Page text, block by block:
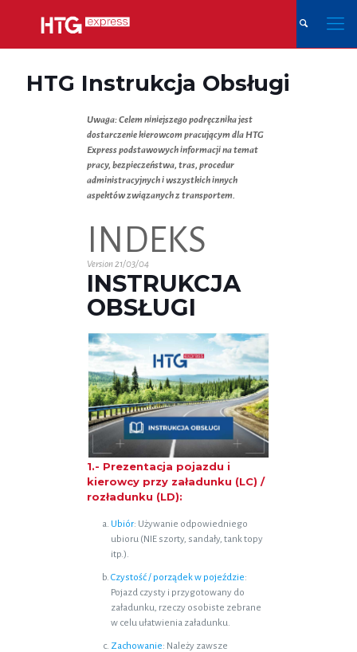
HTG Instrukcja Obsługi
Uwaga: Celem niniejszego podręcznika jest
dostarczenie kierowcom pracującym dla HTG
Express podstawowych informacji na temat
pracy, bezpieczeństwa, tras, procedur
administracyjnych i wszystkich innych
aspektów związanych z transportem.
INDEKS
Version 21/03/04
INSTRUKCJA
OBSŁUGI
1.- Prezentacja pojazdu i
kierowcy przy załadunku (LC) /
rozładunku (LD):
Ubiór: Używanie odpowiedniego
ubioru (NIE szorty, sandały, tank topy
itp.).
Czystość / porządek w pojeździe:
Pojazd czysty i przygotowany do
załadunku, rzeczy osobiste zebrane
w celu ułatwienia załadunku.
Zachowanie: Należy zawsze